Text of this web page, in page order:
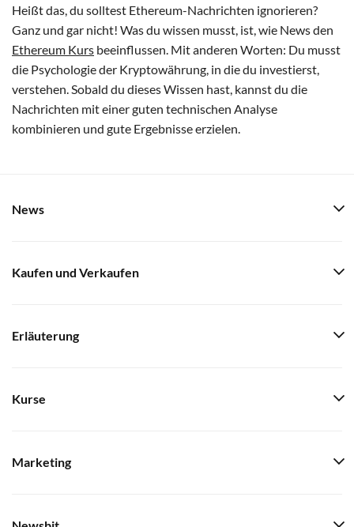
Heißt das, du solltest Ethereum-Nachrichten ignorieren?
Ganz und gar nicht! Was du wissen musst, ist, wie News den
Ethereum Kurs beeinflussen. Mit anderen Worten: Du musst
die Psychologie der Kryptowährung, in die du investierst,
verstehen. Sobald du dieses Wissen hast, kannst du die
Nachrichten mit einer guten technischen Analyse
kombinieren und gute Ergebnisse erzielen.
News
Kaufen und Verkaufen
Erläuterung
Kurse
Marketing